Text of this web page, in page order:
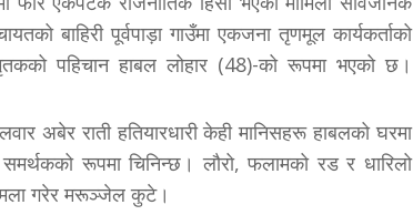
बाहिरी पूर्वपाड़ा गाउँमा एकजना तृणमूल कार्यकर्ताको
पहिचान हाबल लोहार (48)-को रूपमा भएको छ।
अबेर राती हतियारधारी केही मानिसहरू हाबलको घरमा
रूपमा चिनिन्छ। लौरो, फलामको रड र धारिलो
गरेर मरूञ्जेल कुटे।